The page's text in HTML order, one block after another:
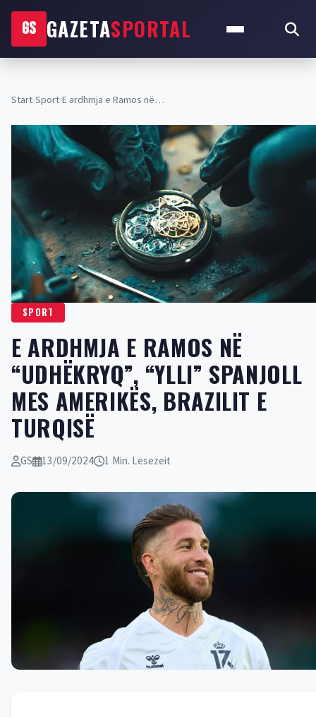
GS GAZETASPORTAL
Start›Sport›E ardhmja e Ramos në…
SPORT
E ARDHMJA E RAMOS NË
“UDHËKRYQ”, “YLLI” SPANJOLL
MES AMERIKËS, BRAZILIT E
TURQISË
GS 13/09/2024 1 Min. Lesezeit